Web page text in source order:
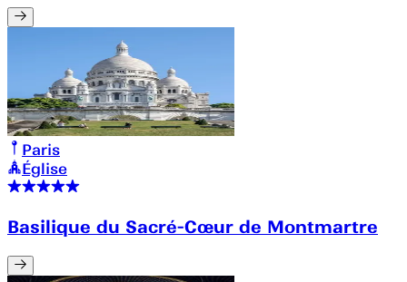
Paris
Église
Basilique du Sacré-Cœur de Montmartre